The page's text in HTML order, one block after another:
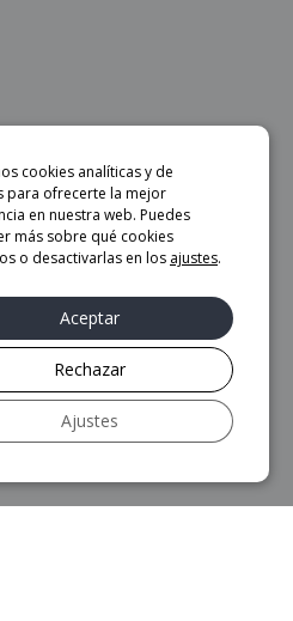
cookies analíticas y de
para ofrecerte la mejor
en nuestra web. Puedes
más sobre qué cookies
o desactivarlas en los ajustes.
Aceptar
Rechazar
Ajustes